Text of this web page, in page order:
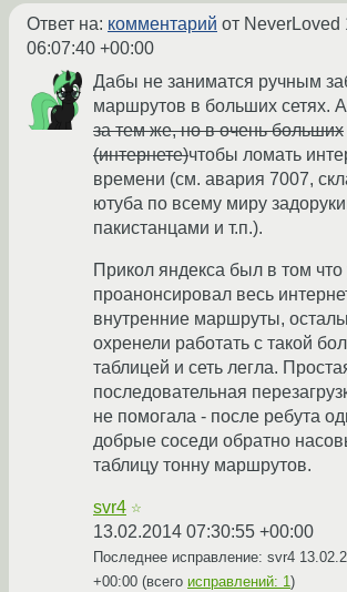
Ответ на: комментарий от NeverLoved
06:07:40 +00:00
Дабы не заниматся ручным
маршрутов в больших сетях.
за тем же, но в очень больших
(интернете)чтобы ломать
времени (см. авария 7007,
ютуба по всему миру
пакистанцами и т.п.).
Прикол яндекса был в том что
проанонсировал весь
внутренние маршруты,
охренели работать с такой
таблицей и сеть легла.
последовательная
не помогала - после ребута
добрые соседи обратно
таблицу тонну маршрутов.
svr4 ☆
13.02.2014 07:30:55 +00:00
Последнее исправление: svr4
+00:00 (всего исправлений: 1)